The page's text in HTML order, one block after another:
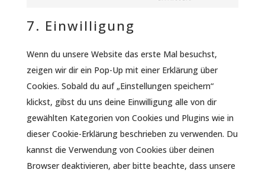
7. Einwilligung
Wenn du unsere Website das erste Mal besuchst,
zeigen wir dir ein Pop-Up mit einer Erklärung über
Cookies. Sobald du auf „Einstellungen speichern“
klickst, gibst du uns deine Einwilligung alle von dir
gewählten Kategorien von Cookies und Plugins wie in
dieser Cookie-Erklärung beschrieben zu verwenden. Du
kannst die Verwendung von Cookies über deinen
Browser deaktivieren, aber bitte beachte, dass unsere